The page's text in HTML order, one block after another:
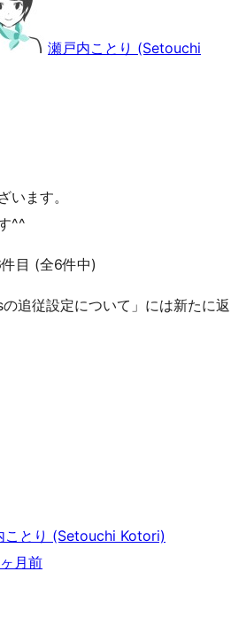
瀬戸内ことり (Setouchi
います。
^^
目 (全6件中)
追従設定について」には新たに返
ことり (Setouchi Kotori)
月前